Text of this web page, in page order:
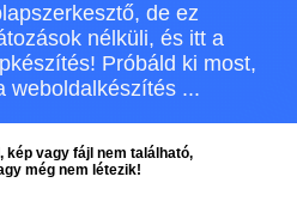
de ez
nélküli, és itt a
Próbáld ki most,
weboldalkészítés ...
kép vagy fájl nem található,
még nem létezik!